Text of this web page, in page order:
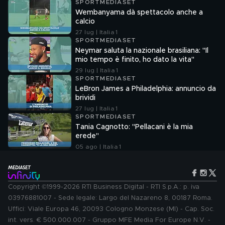
SPORTMEDIASET
Wembanyama dà spettacolo anche a
calcio
27 lug | Italia 1
SPORTMEDIASET
Neymar saluta la nazionale brasiliana: "Il
mio tempo è finito, ho dato la vita"
29 lug | Italia 1
SPORTMEDIASET
LeBron James a Philadelphia: annuncio da
brividi
27 lug | Italia 1
SPORTMEDIASET
Tania Cagnotto: "Pellacani è la mia
erede"
05 ago | Italia 1
Copyright ©1999-2026 RTI Business Digital - RTI S.p.A.: p. iva
03976881007 - Sede legale: Largo del Nazareno 8, 00187 Roma.
Uffici: Viale Europa 46, 20093 Cologno Monzese (MI) - Cap. Soc.
int. vers. € 500.000.007 - Gruppo MFE Media For Europe N.V. -